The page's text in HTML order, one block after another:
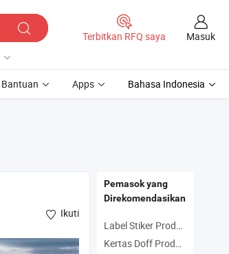
Terbitkan RFQ saya Masuk
Bantuan Apps Bahasa Indonesia
Ikuti
Pemasok yang
Direkomendasikan
Label Stiker Produsen
Kertas Doff Produsen